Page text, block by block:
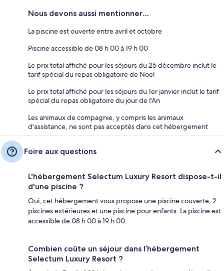
Nous devons aussi mentionner…
La piscine est ouverte entre avril et octobre
Piscine accessible de 08 h 00 à 19 h 00
Le prix total affiché pour les séjours du 25 décembre inclut le
tarif spécial du repas obligatoire de Noël
Le prix total affiché pour les séjours du 1er janvier inclut le tarif
spécial du repas obligatoire du jour de l'An
Les animaux de compagnie, y compris les animaux
d'assistance, ne sont pas acceptés dans cet hébergement
Foire aux questions
L'hébergement Selectum Luxury Resort dispose-t-il
d'une piscine ?
Oui, cet hébergement vous propose une piscine couverte, 2
piscines extérieures et une piscine pour enfants. La piscine est
accessible de 08 h 00 à 19 h 00.
Combien coûte un séjour dans l’hébergement
Selectum Luxury Resort ?